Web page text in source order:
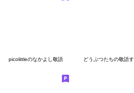
picolittleのなかよし敬語